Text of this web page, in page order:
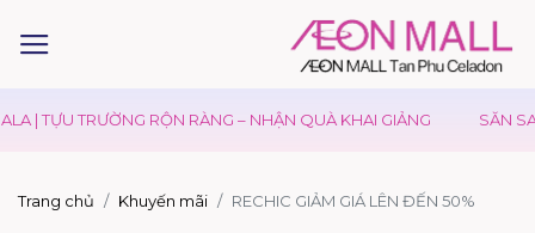
| TỰU TRƯỜNG RỘN RÀNG – NHẬN QUÀ KHAI GIẢNG SĂN
Trang chủ Khuyến mãi RECHIC GIẢM GIÁ LÊN ĐẾN 50%